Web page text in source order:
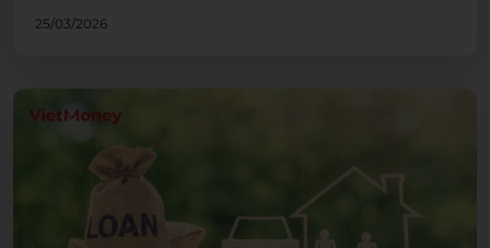
25/03/2026